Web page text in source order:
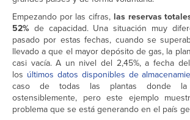
Empezando por las cifras, las reservas
52% de capacidad. Una situación muy
pasado por estas fechas, cuando se
llevado a que el mayor depósito de gas, la
casi vacía. A un nivel del 2,45%, a fecha
los últimos datos disponibles de
caso de todas las plantas donde la
ostensiblemente, pero este ejemplo
problema que se está generando en el país